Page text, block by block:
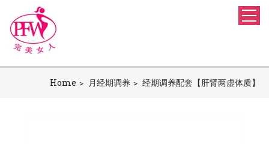
Home 月经期调养 经期调养配套【肝肾两虚体质】